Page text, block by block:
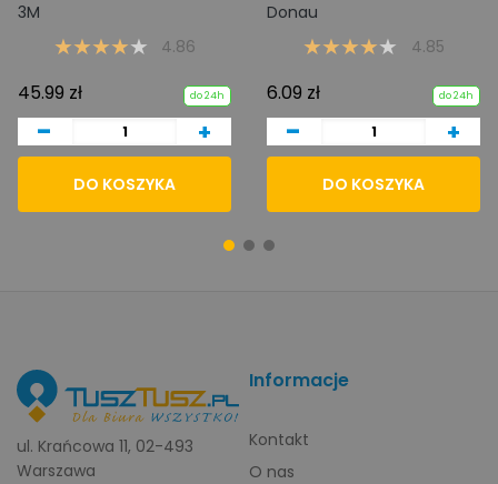
3M
4.86
45.99 zł do 24h
- +
DO KOSZYKA
Donau
4.85
6.09 zł do 24h
- +
DO KOSZYKA
ul. Krańcowa 11, 02-493
Warszawa
Informacje
Kontakt
O nas